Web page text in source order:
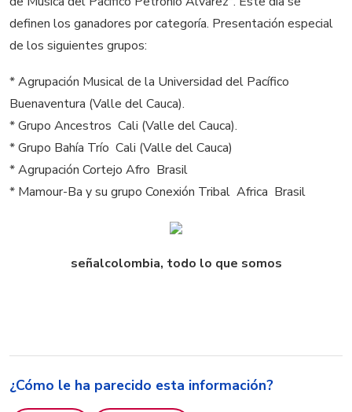
definen los ganadores por categoría. Presentación especial
de los siguientes grupos:
* Agrupación Musical de la Universidad del Pacífico 
Buenaventura (Valle del Cauca).
* Grupo Ancestros  Cali (Valle del Cauca).
* Grupo Bahía Trío  Cali (Valle del Cauca)
* Agrupación Cortejo Afro  Brasil
* Mamour-Ba y su grupo Conexión Tribal  Africa  Brasil
señalcolombia, todo lo que somos
¿Cómo le ha parecido esta información?